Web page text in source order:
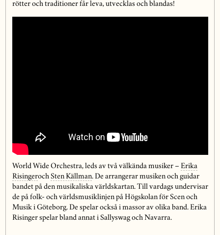
rötter och traditioner får leva, utvecklas och blandas!
World Wide Orchestra, leds av två välkända musiker – Erika
Risingeroch Sten Källman. De arrangerar musiken och guidar
bandet på den musikaliska världskartan. Till vardags undervisar
de på folk- och världsmusiklinjen på Högskolan för Scen och
Musik i Göteborg. De spelar också i massor av olika band. Erika
Risinger spelar bland annat i Sallyswag och Navarra.